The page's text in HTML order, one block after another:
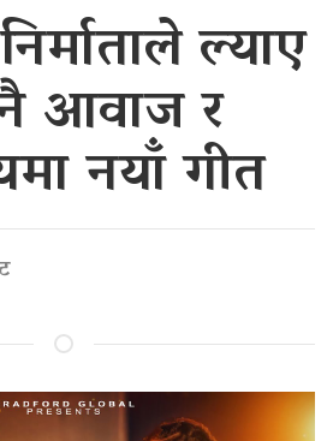
निर्माताले ल्याए
आवाज र
नयाँ गीत